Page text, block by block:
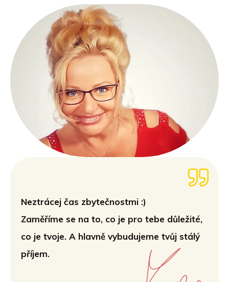
Neztrácej čas zbytečnostmi :)
Zaměříme se na to, co je pro tebe důležité,
co je tvoje. A hlavně vybudujeme tvůj stálý
příjem.